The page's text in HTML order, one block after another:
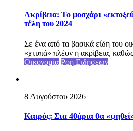
Ακρίβεια: Το μοσχάρι
τέλη του 2024
Σε ένα από τα βασικά είδη του
«χτυπά» πλέον η ακρίβεια,
Οικονομία Ροή Ειδήσεων
8 Αυγούστου 2026
Καιρός: Στα 40άρια θα